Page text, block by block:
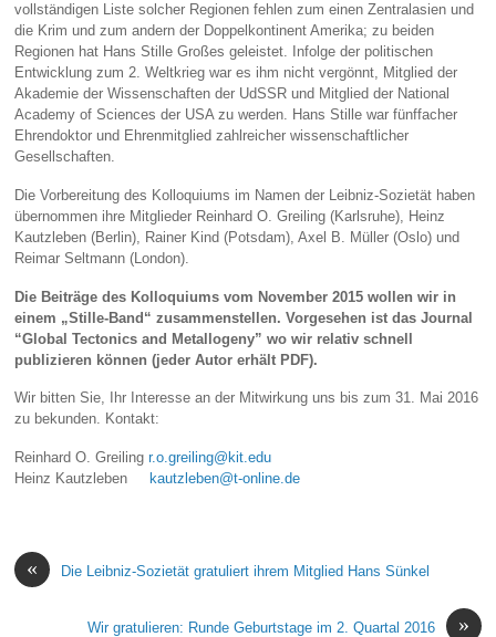
vollständigen Liste solcher Regionen fehlen zum einen Zentralasien und
die Krim und zum andern der Doppelkontinent Amerika; zu beiden
Regionen hat Hans Stille Großes geleistet. Infolge der politischen
Entwicklung zum 2. Weltkrieg war es ihm nicht vergönnt, Mitglied der
Akademie der Wissenschaften der UdSSR und Mitglied der National
Academy of Sciences der USA zu werden. Hans Stille war fünffacher
Ehrendoktor und Ehrenmitglied zahlreicher wissenschaftlicher
Gesellschaften.
Die Vorbereitung des Kolloquiums im Namen der Leibniz-Sozietät haben
übernommen ihre Mitglieder Reinhard O. Greiling (Karlsruhe), Heinz
Kautzleben (Berlin), Rainer Kind (Potsdam), Axel B. Müller (Oslo) und
Reimar Seltmann (London).
Die Beiträge des Kolloquiums vom November 2015 wollen wir in
einem „Stille-Band“ zusammenstellen. Vorgesehen ist das Journal
“Global Tectonics and Metallogeny” wo wir relativ schnell
publizieren können (jeder Autor erhält PDF).
Wir bitten Sie, Ihr Interesse an der Mitwirkung uns bis zum 31. Mai 2016
zu bekunden. Kontakt:
Reinhard O. Greilingr.o.greiling@kit.edu
Heinz Kautzlebenkautzleben@t-online.de
« Die Leibniz-Sozietät gratuliert ihrem Mitglied Hans Sünkel
»
Wir gratulieren: Runde Geburtstage im 2. Quartal 2016